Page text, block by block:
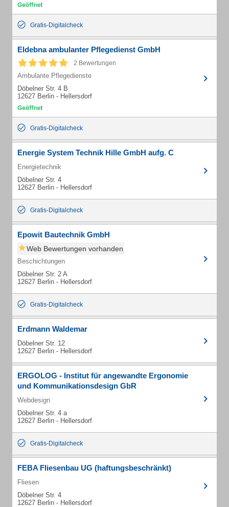
Gratis-Digitalcheck
Eldebna ambulanter Pflegedienst GmbH
2 Bewertungen
Ambulante Pflegedienste
Döbelner Str. 4 B
12627 Berlin - Hellersdorf
Gratis-Digitalcheck
Energie System Technik Hille GmbH aufg. C
Energietechnik
Döbelner Str. 4
12627 Berlin - Hellersdorf
Gratis-Digitalcheck
Epowit Bautechnik GmbH
Web Bewertungen vorhanden
Beschichtungen
Döbelner Str. 2 A
12627 Berlin - Hellersdorf
Gratis-Digitalcheck
Erdmann Waldemar
Döbelner Str. 12
12627 Berlin - Hellersdorf
ERGOLOG - Institut für angewandte Ergonomie
und Kommunikationsdesign GbR
Webdesign
Döbelner Str. 4 a
12627 Berlin - Hellersdorf
Gratis-Digitalcheck
FEBA Fliesenbau UG (haftungsbeschränkt)
Fliesen
Döbelner Str. 4
12627 Berlin - Hellersdorf